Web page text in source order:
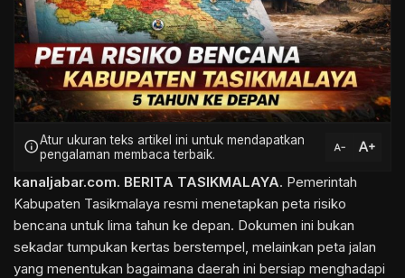
infoAtur ukuran teks artikel ini untuk mendapatkan
pengalaman membaca terbaik.
text_decrease text_increase
kanaljabar.com. BERITA TASIKMALAYA. Pemerintah
Kabupaten Tasikmalaya resmi menetapkan peta risiko
bencana untuk lima tahun ke depan. Dokumen ini bukan
sekadar tumpukan kertas berstempel, melainkan peta jalan
yang menentukan bagaimana daerah ini bersiap menghadapi